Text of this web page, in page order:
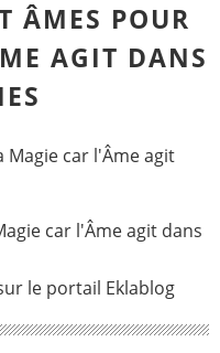
ÂMES POUR
AGIT DANS
car l'Âme agit dans
le portail Eklablog